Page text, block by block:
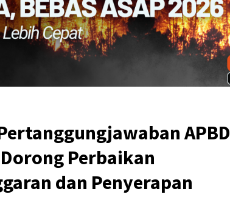
APBD
Perbaikan
dan Penyerapan